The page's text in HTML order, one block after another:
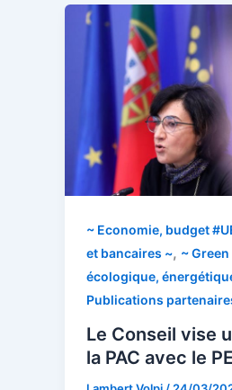
~ Economie, budget
et bancaires ~, ~
écologique,
Publications
Le Conseil vise
la PAC avec le